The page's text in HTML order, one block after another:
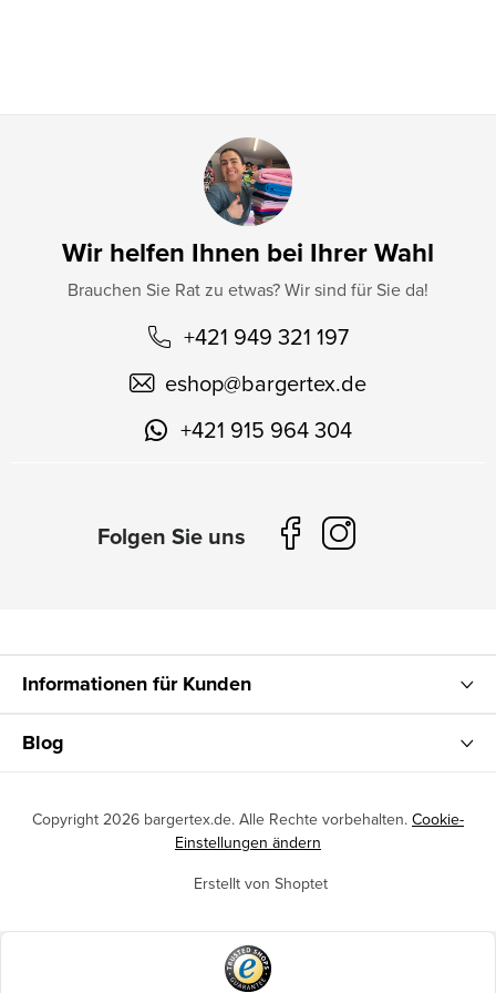
Wir helfen Ihnen bei Ihrer Wahl
Brauchen Sie Rat zu etwas? Wir sind für Sie da!
+421 949 321 197
eshop@bargertex.de
+421 915 964 304
Informationen für Kunden
Blog
Erstellt von Shoptet
Copyright 2026 bargertex.de. Alle Rechte vorbehalten. Cookie-
Einstellungen ändern